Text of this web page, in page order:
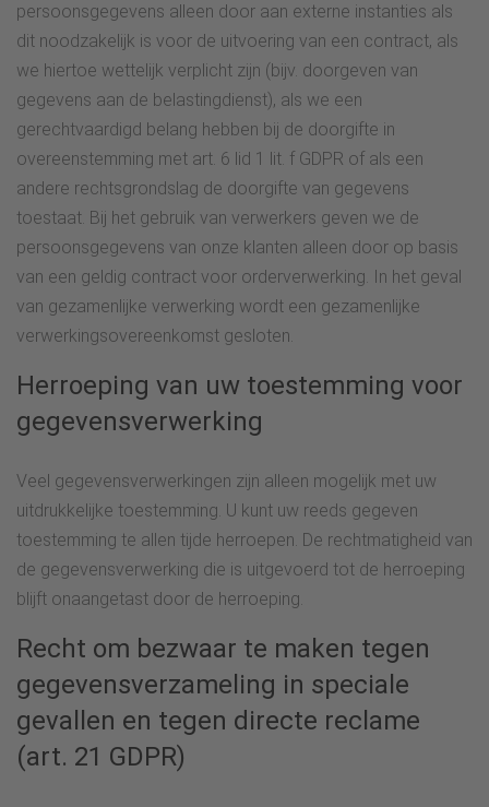
persoonsgegevens alleen door aan externe instanties als
dit noodzakelijk is voor de uitvoering van een contract, als
we hiertoe wettelijk verplicht zijn (bijv. doorgeven van
gegevens aan de belastingdienst), als we een
gerechtvaardigd belang hebben bij de doorgifte in
overeenstemming met art. 6 lid 1 lit. f GDPR of als een
andere rechtsgrondslag de doorgifte van gegevens
toestaat. Bij het gebruik van verwerkers geven we de
persoonsgegevens van onze klanten alleen door op basis
van een geldig contract voor orderverwerking. In het geval
van gezamenlijke verwerking wordt een gezamenlijke
verwerkingsovereenkomst gesloten.
Herroeping van uw toestemming voor
gegevensverwerking
Veel gegevensverwerkingen zijn alleen mogelijk met uw
uitdrukkelijke toestemming. U kunt uw reeds gegeven
toestemming te allen tijde herroepen. De rechtmatigheid van
de gegevensverwerking die is uitgevoerd tot de herroeping
blijft onaangetast door de herroeping.
Recht om bezwaar te maken tegen
gegevensverzameling in speciale
gevallen en tegen directe reclame
(art. 21 GDPR)